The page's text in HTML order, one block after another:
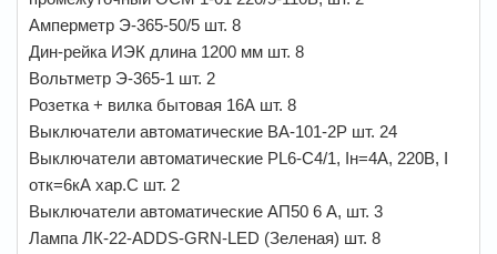
Амперметр Э-365-50/5 шт. 8
Дин-рейка ИЭК длина 1200 мм шт. 8
Вольтметр Э-365-1 шт. 2
Розетка + вилка бытовая 16А шт. 8
Выключатели автоматические ВА-101-2Р шт. 24
Выключатели автоматические PL6-C4/1, Iн=4А, 220В, I
отк=6кА хар.C шт. 2
Выключатели автоматические АП50 6 А, шт. 3
Лампа ЛК-22-ADDS-GRN-LED (Зеленая) шт. 8